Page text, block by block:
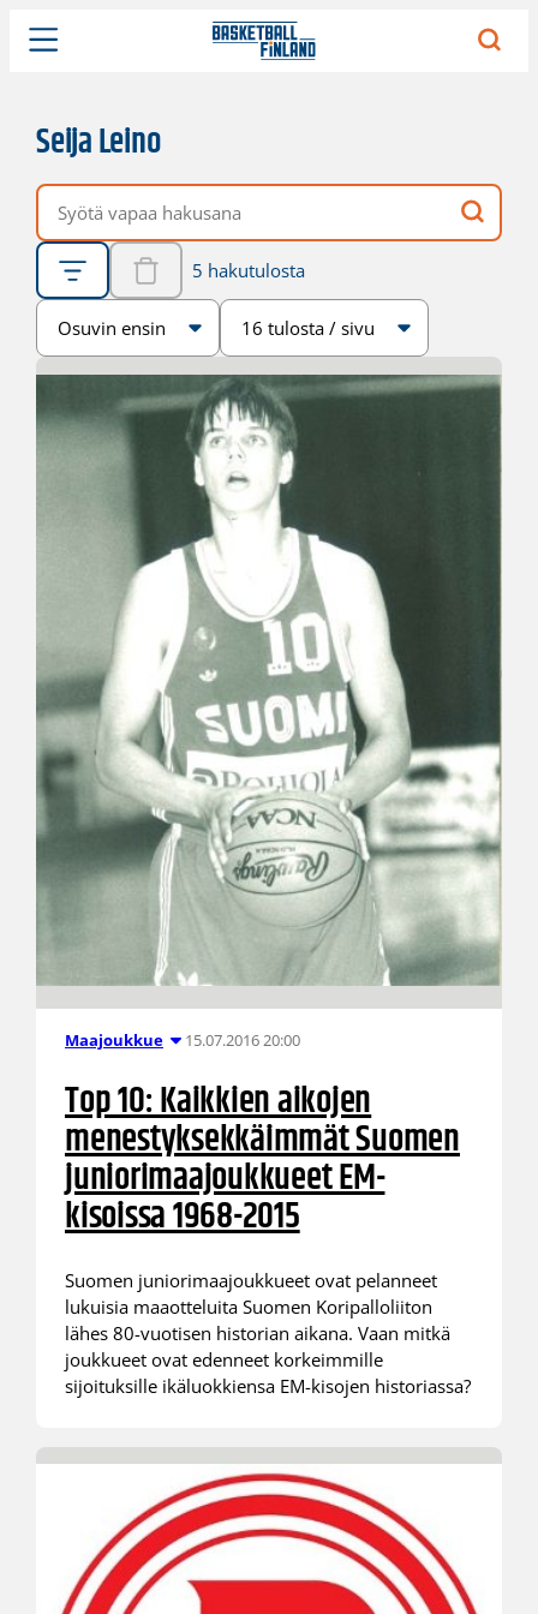
Seija Leino
Vapaa hakusana
5 hakutulosta
Järjestys
Sivukoko
Maajoukkue 15.07.2016 20:00
Top 10: Kaikkien aikojen
menestyksekkäimmät Suomen
juniorimaajoukkueet EM-
kisoissa 1968-2015
Suomen juniorimaajoukkueet ovat pelanneet
lukuisia maaotteluita Suomen Koripalloliiton
lähes 80-vuotisen historian aikana. Vaan mitkä
joukkueet ovat edenneet korkeimmille
sijoituksille ikäluokkiensa EM-kisojen historiassa?